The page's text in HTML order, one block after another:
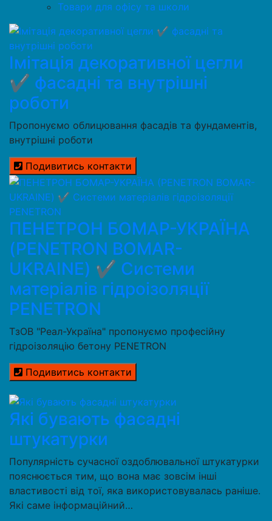
Товари для офісу та школи
Імітація декоративної цегли
✔️ фасадні та внутрішні
роботи
Пропонуємо облицювання фасадів та фундаментів,
внутрішні роботи
Подивитись контакти
ПЕНЕТРОН БОМАР-УКРАЇНА
(PENETRON BOMAR-
UKRAINE) ✔️ Системи
матеріалів гідроізоляції
PENETRON
ТзОВ "Реал-Україна" пропонуємо професійну
гідроізоляцію бетону PENETRON
Подивитись контакти
Які бувають фасадні
штукатурки
Популярність сучасної оздоблювальної штукатурки
пояснюється тим, що вона має зовсім інші
властивості від тої, яка використовувалась раніше.
Які саме інформаційний…